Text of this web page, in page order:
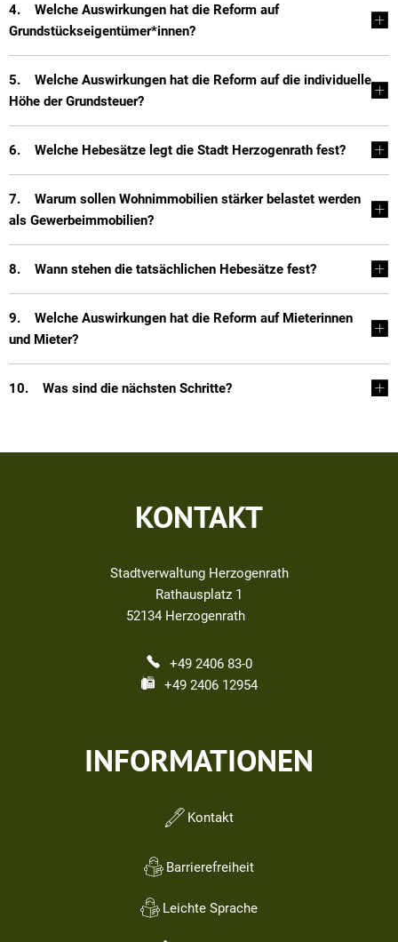
4. Welche Auswirkungen hat die Reform auf
Grundstückseigentümer*innen?
5. Welche Auswirkungen hat die Reform auf die individuelle
Höhe der Grundsteuer?
6. Welche Hebesätze legt die Stadt Herzogenrath fest?
7. Warum sollen Wohnimmobilien stärker belastet werden
als Gewerbeimmobilien?
8. Wann stehen die tatsächlichen Hebesätze fest?
9. Welche Auswirkungen hat die Reform auf Mieterinnen
und Mieter?
10. Was sind die nächsten Schritte?
KONTAKT
Stadtverwaltung Herzogenrath
Rathausplatz 1
52134 Herzogenrath
+49 2406 83-0
+49 2406 12954
INFORMATIONEN
Kontakt
Barrierefreiheit
Leichte Sprache